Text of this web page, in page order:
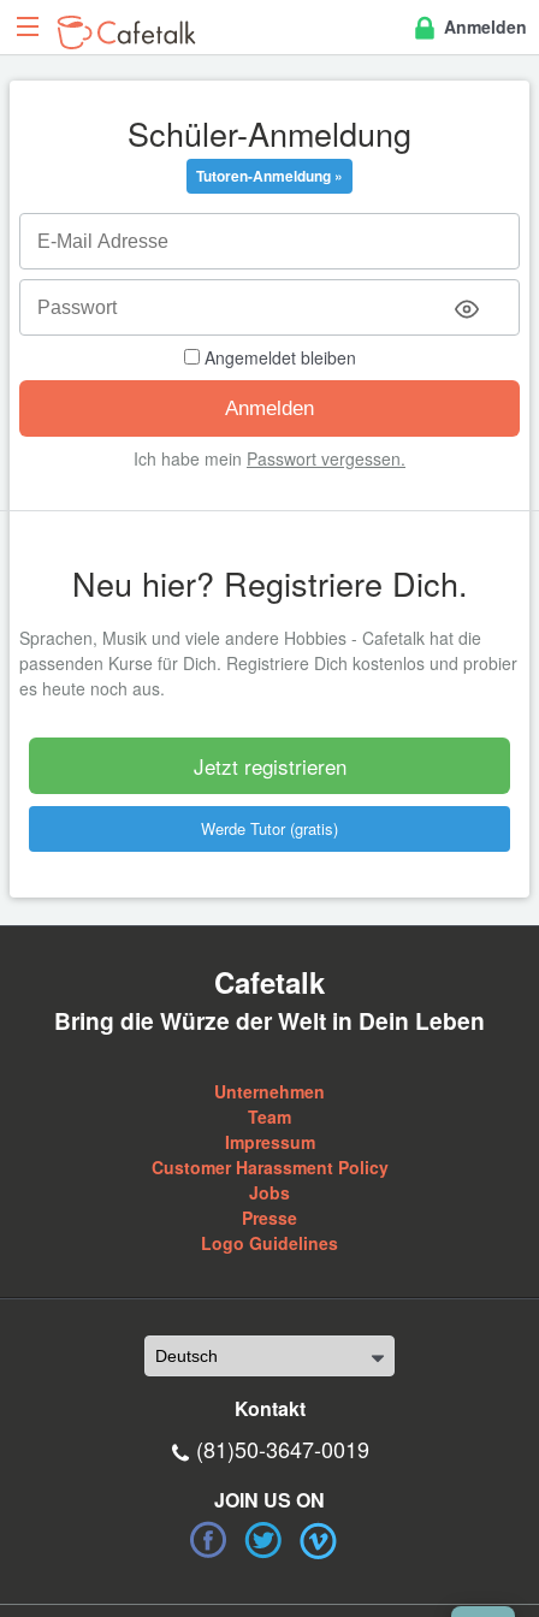
Anmelden
Schüler-Anmeldung
Tutoren-Anmeldung »
Angemeldet bleiben
Ich habe mein Passwort vergessen.
Neu hier? Registriere Dich.
Sprachen, Musik und viele andere Hobbies - Cafetalk hat die
passenden Kurse für Dich. Registriere Dich kostenlos und probier
es heute noch aus.
Jetzt registrieren
Werde Tutor (gratis)
Cafetalk
Bring die Würze der Welt in Dein Leben
Unternehmen
Team
Impressum
Customer Harassment Policy
Jobs
Presse
Logo Guidelines
Kontakt
(81)50-3647-0019
JOIN US ON